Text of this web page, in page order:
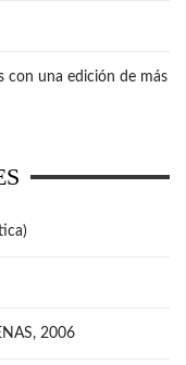
con una edición de más
2006